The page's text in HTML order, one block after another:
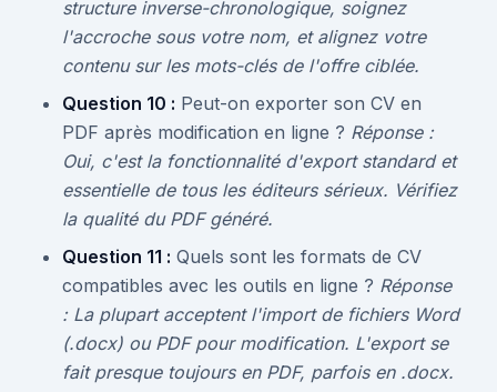
structure inverse-chronologique, soignez
l'accroche sous votre nom, et alignez votre
contenu sur les mots-clés de l'offre ciblée.
Question 10 : Peut-on exporter son CV en
PDF après modification en ligne ? Réponse :
Oui, c'est la fonctionnalité d'export standard et
essentielle de tous les éditeurs sérieux. Vérifiez
la qualité du PDF généré.
Question 11 : Quels sont les formats de CV
compatibles avec les outils en ligne ? Réponse
: La plupart acceptent l'import de fichiers Word
(.docx) ou PDF pour modification. L'export se
fait presque toujours en PDF, parfois en .docx.